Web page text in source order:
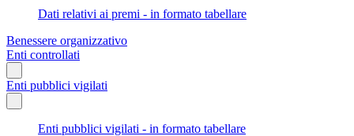
Dati relativi ai premi - in formato tabellare
Benessere organizzativo
Enti controllati
Enti pubblici vigilati
Enti pubblici vigilati - in formato tabellare